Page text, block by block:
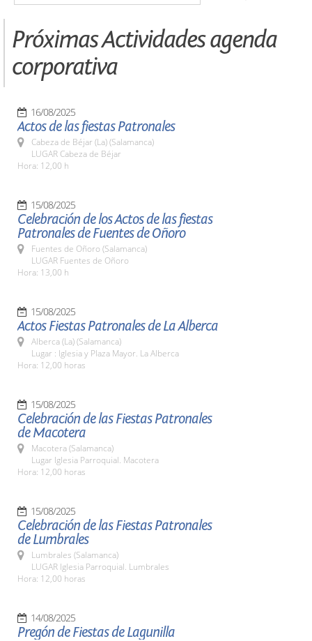
Próximas Actividades agenda
corporativa
16/08/2025
Actos de las fiestas Patronales
Cabeza de Béjar (La) (Salamanca)
LUGAR Cabeza de Béjar
Hora: 12,00 h
15/08/2025
Celebración de los Actos de las fiestas
Patronales de Fuentes de Oñoro
Fuentes de Oñoro (Salamanca)
LUGAR Fuentes de Oñoro
Hora: 13,00 h
15/08/2025
Actos Fiestas Patronales de La Alberca
Alberca (La) (Salamanca)
Lugar : Iglesia y Plaza Mayor. La Alberca
Hora: 12,00 horas
15/08/2025
Celebración de las Fiestas Patronales
de Macotera
Macotera (Salamanca)
Lugar Iglesia Parroquial. Macotera
Hora: 12,00 horas
15/08/2025
Celebración de las Fiestas Patronales
de Lumbrales
Lumbrales (Salamanca)
LUGAR Iglesia Parroquial. Lumbrales
Hora: 12,00 horas
14/08/2025
Pregón de Fiestas de Lagunilla